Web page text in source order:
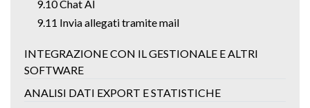
9.10 Chat AI
9.11 Invia allegati tramite mail
INTEGRAZIONE CON IL GESTIONALE E ALTRI
SOFTWARE
ANALISI DATI EXPORT E STATISTICHE